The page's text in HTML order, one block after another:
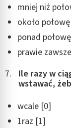
mniej niż
około
ponad
prawie
Ile razy w
wstawać,
wcale [0]
1raz [1]